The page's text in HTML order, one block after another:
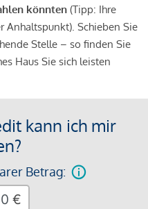
könnten (Tipp: Ihre
Anhaltspunkt). Schieben Sie
Stelle – so finden Sie
Haus Sie sich leisten
kann ich mir
Betrag:
€